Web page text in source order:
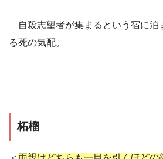
自殺志望者が集まるという宿に泊
る死の気配。
柘榴